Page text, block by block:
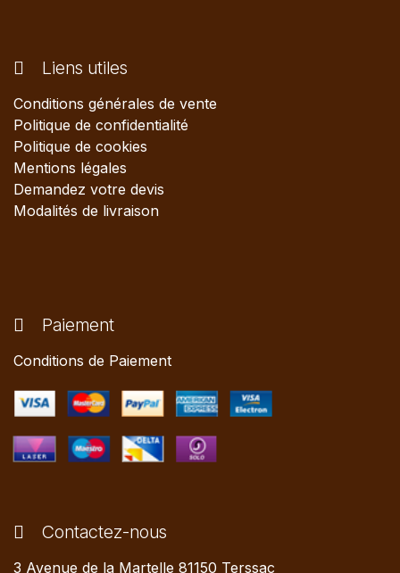
Liens utiles
Conditions générales de vente
Politique de confidentialité
Politique de cookies
Mentions légales
Demandez votre devis
Modalités de livraison
Paiement
Conditions de Paiement
Contactez-nous
3 Avenue de la Martelle 81150 Terssac